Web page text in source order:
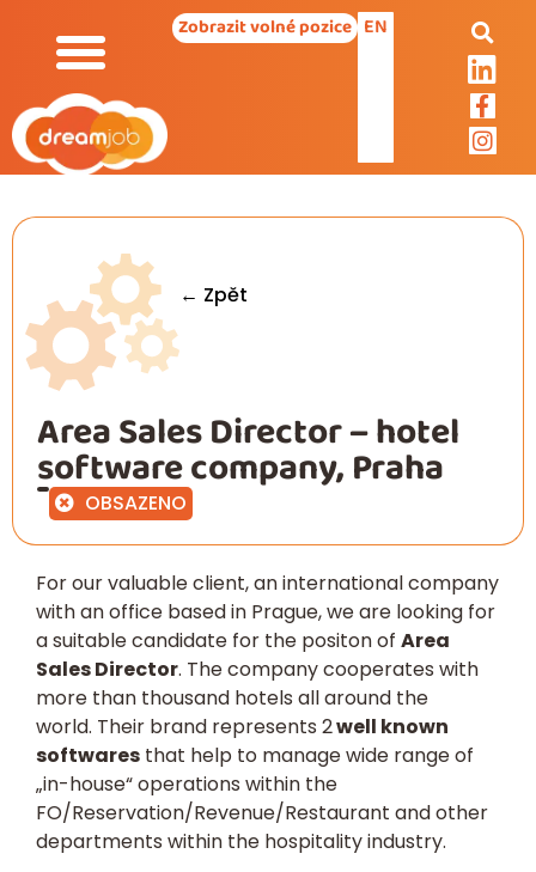
Zobrazit volné pozice EN
← Zpět
Area Sales Director – hotel
software company, Praha
OBSAZENO
For our valuable client, an international company
with an office based in Prague, we are looking for
a suitable candidate for the positon of Area
Sales Director. The company cooperates with
more than thousand hotels all around the
world. Their brand represents 2well known
softwares that help to manage wide range of
„in-house“ operations within the
FO/Reservation/Revenue/Restaurant and other
departments within the hospitality industry.